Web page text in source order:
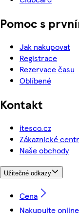
Pomoc s
Jak nakupovat
Registrace
Rezervace času
Oblíbené
Kontakt
itesco.cz
Zákaznické
Naše obchody
Užitečné odkazy
Cena
Nakupujte